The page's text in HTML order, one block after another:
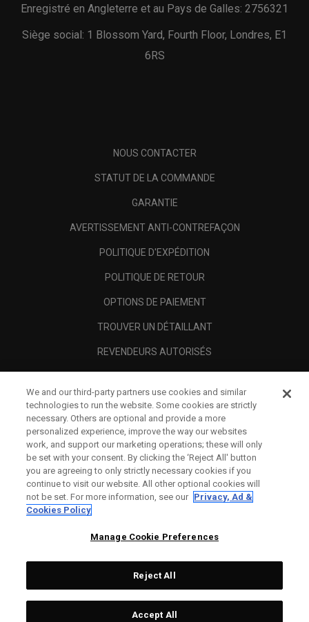
Enregistré en Angleterre et au Pays de Galles: 2756321
Siège social: 1 Blossom Yard, Fourth Floor, Londres, E1
6RS
NOUS CONTACTER
STATUT DE LA COMMANDE
GARANTIE
AVERTISSEMENT ANTI-CONTREFAÇON
POLITIQUE D'EXPÉDITION
POLITIQUE DE RETOUR
OPTIONS DE PAIEMENT
TROUVER UN DÉTAILLANT
REVENDEURS AUTORISÉS
A PROPOS
MENTIONS LÉGALES
Topgolf Callaway Brands.
We and our third-party partners use cookies and similar
technologies to run the website. Some cookies are strictly
necessary. Others are optional and provide a more
personalized experience, improve the way our websites
work, and support our marketing operations; these will only
be set with your consent. By clicking the ‘Reject All' button
you are agreeing to only strictly necessary cookies if you
continue to visit our website. All other optional cookies will
not be set. For more information, see our Privacy, Ad &
Cookies Policy
Manage Cookie Preferences
Reject All
Accept All